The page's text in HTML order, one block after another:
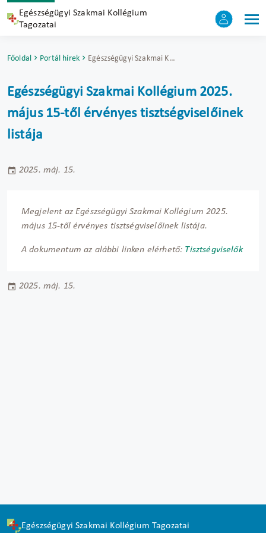
Egészségügyi Szakmai Kollégium
Tagozatai
Főoldal Portál hírek Egészségügyi Szakmai Kollégium 2025. május 15-től érvényes tisztségviselőinek listája
Egészségügyi Szakmai Kollégium 2025.
május 15-től érvényes tisztségviselőinek
listája
2025. máj. 15.
Megjelent az Egészségügyi Szakmai Kollégium 2025.
május 15-től érvényes tisztségviselőinek listája.
A dokumentum az alábbi linken elérhető: Tisztségviselők
2025. máj. 15.
Egészségügyi Szakmai Kollégium Tagozatai